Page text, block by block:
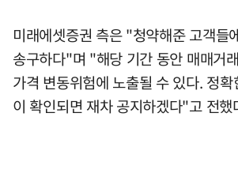
미래에셋증권 측은 "청약해준 고객들
송구하다"며 "해당 기간 동안 매매거
가격 변동위험에 노출될 수 있다. 정
이 확인되면 재차 공지하겠다"고 전했